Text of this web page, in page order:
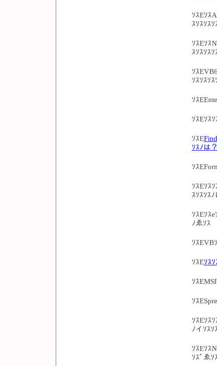
ｿｽEｿｽ
ｽｿｽｿｽ
ｿｽEｿｽ
ｽｿｽｿｽ
ｿｽ
ｿｽｿｽｿ
ｿｽ
ｿｽEｿｽ
ｿｽE
ｿｽﾉは
ｿｽ
ｿｽEｿｽ
ｽｿｽｿｽ
ｿｽEｿｽ
ﾉゑｿｽ
ｿｽEVB
ｿｽEｿｽ
ｿｽ
ｿｽ
ｿｽEｿｽ
ﾉイｿｽｿ
ｿｽEｿｽ
ｿｽﾟゑｿ